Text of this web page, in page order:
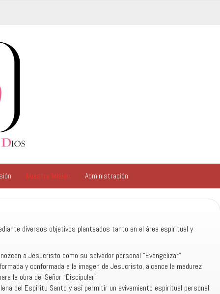
Nuestra Misión Administración
diversos objetivos planteados tanto en el área espiritual y
a Jesucristo como su salvador personal “Evangelizar”
y conformada a la imagen de Jesucristo, alcance la madurez
la obra del Señor “Discipular”
del Espíritu Santo y así permitir un avivamiento espiritual personal